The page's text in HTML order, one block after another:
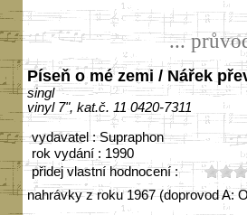
...
Píseň o mé zemi / Nářek
singl
vinyl 7", kat.č. 11 0420-7311
vydavatel : Supraphon
rok vydání : 1990
přidej vlastní hodnocení :
nahrávky z roku 1967 (doprovod A: